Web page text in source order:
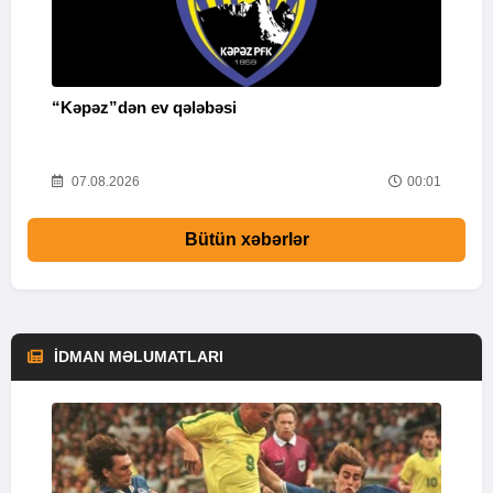
“Kəpəz”dən ev qələbəsi
07.08.2026 00:01
Bütün xəbərlər
İDMAN MƏLUMATLARI